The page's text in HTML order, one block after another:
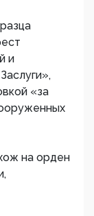
и
«за
на орден